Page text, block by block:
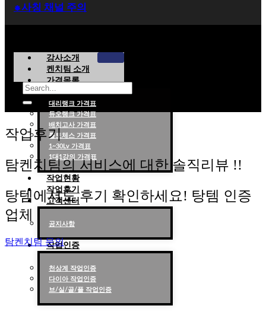
⁕사칭 채널 주의
강사소개
켄치팀 소개
가격목록
대리랭크 가격표
듀오랭크 가격표
배치고사 가격표
롤토체스 가격표
1~30Lv 가격표
1대1강의 가격표
작업현황
작업후기
고객센터
공지사항
작업인증
천상계 작업인증
다이아 작업인증
브/실/골/플 작업인증
작업후기
탐켄치팀의 서비스에 대한 솔직리뷰 !!
탕템에서도 후기 확인하세요! 탕템 인증
업체
탐켄치팀 문의